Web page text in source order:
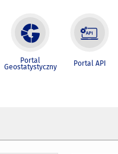
Portal
Geostatystyczny Portal API